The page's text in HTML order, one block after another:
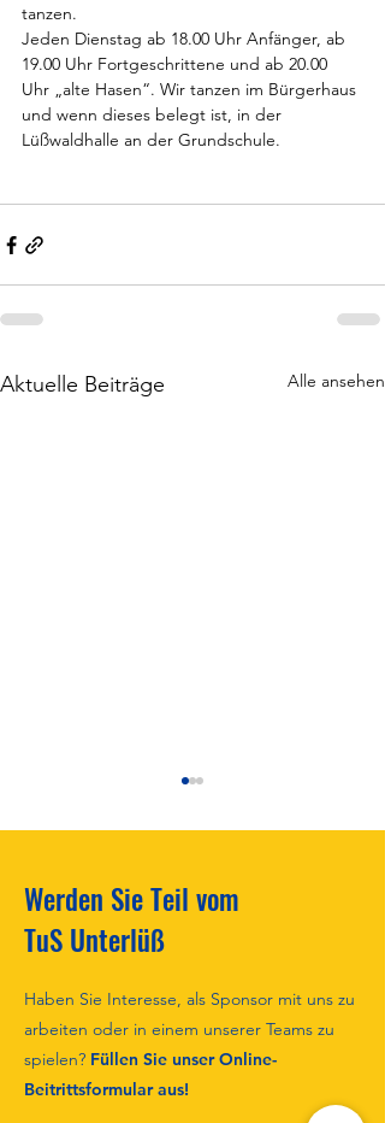
tanzen.
Jeden Dienstag ab 18.00 Uhr Anfänger, ab
19.00 Uhr Fortgeschrittene und ab 20.00
Uhr „alte Hasen“. Wir tanzen im Bürgerhaus
und wenn dieses belegt ist, in der
Lüßwaldhalle an der Grundschule.
Aktuelle Beiträge Alle ansehen
Wir suchen Bilder!!!
Werden Sie Teil vom
TuS Unterlüß
Haben Sie Interesse, als Sponsor mit uns zu
arbeiten oder in einem unserer Teams zu
spielen? Füllen Sie unser Online-
Beitrittsformular aus!